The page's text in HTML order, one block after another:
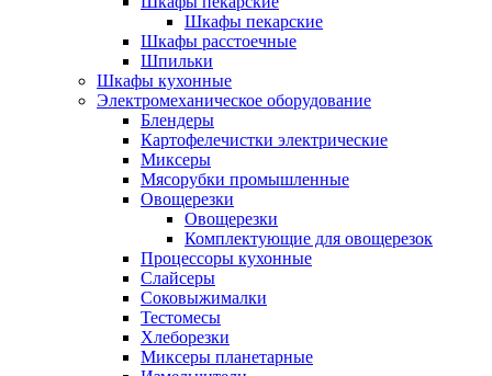
Шкафы пекарские
Шкафы расстоечные
Шпильки
Шкафы кухонные
Электромеханическое оборудование
Блендеры
Картофелечистки электрические
Миксеры
Мясорубки промышленные
Овощерезки
Овощерезки
Комплектующие для овощерезок
Процессоры кухонные
Слайсеры
Соковыжималки
Тестомесы
Хлеборезки
Миксеры планетарные